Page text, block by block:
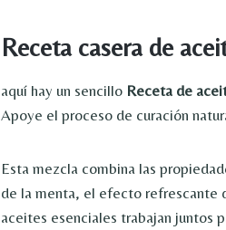
Receta casera de
aquí hay un sencillo Receta de
Apoye el proceso de curación
Esta mezcla combina las
de la menta, el efecto refrescante
aceites esenciales trabajan juntos